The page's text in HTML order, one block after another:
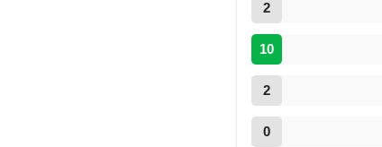
2
10
2
0